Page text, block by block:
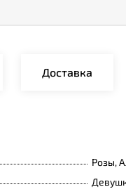
Доставка
Розы,